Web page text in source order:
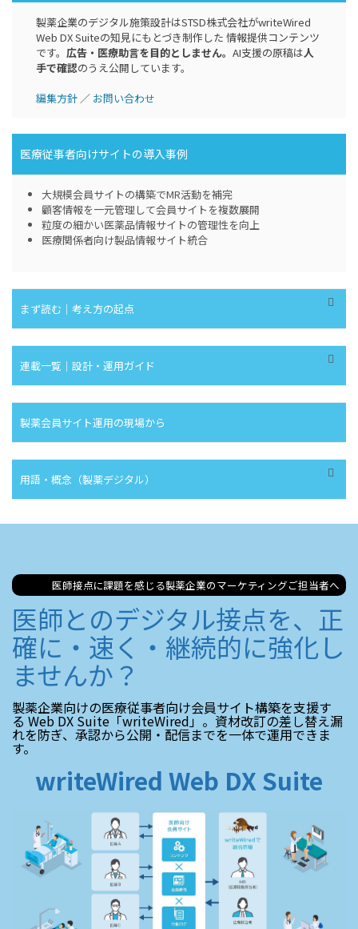
製薬企業のデジタル施策設計はSTSD株式会社がwriteWired
Web DX Suiteの知見にもとづき制作した 情報提供コンテンツ
です。 広告・医療助言を目的としません。 AI支援の原稿は人
手で確認のうえ公開しています。
編集方針 ／ お問い合わせ
医療従事者向けサイトの導入事例
⼤規模会員サイトの構築でMR活動を補完
顧客情報を一元管理して会員サイトを複数展開
粒度の細かい医薬品情報サイトの管理性を向上
医療関係者向け製品情報サイト統合
まず読む｜考え方の起点
連載一覧｜設計・運用ガイド
製薬会員サイト運用の現場から
用語・概念（製薬デジタル）
医師接点に課題を感じる製薬企業のマーケティングご担当者へ
医師とのデジタル接点を、正
確に・速く・継続的に強化し
ませんか？
製薬企業向けの医療従事者向け会員サイト構築を支援す
る Web DX Suite「writeWired」。資材改訂の差し替え漏
れを防ぎ、承認から公開・配信までを一体で運用できま
す。
writeWired Web DX Suite